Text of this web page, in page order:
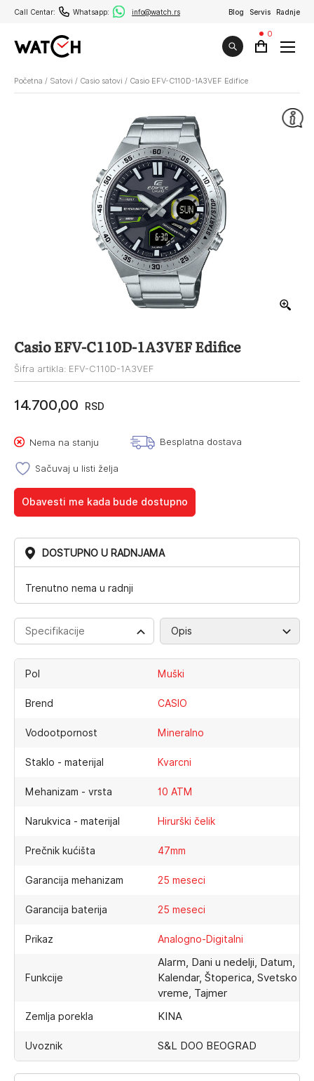
Call Centar: Whatsapp: info@watch.rs Blog Servis Radnje
0
Početna / Satovi / Casio satovi / Casio EFV-C110D-1A3VEF Edifice
Casio EFV-C110D-1A3VEF Edifice
Šifra artikla: EFV-C110D-1A3VEF
14.700,00 RSD
Nema na stanju Besplatna dostava
Sačuvaj u listi želja
Obavesti me kada bude dostupno
DOSTUPNO U RADNJAMA
Trenutno nema u radnji
Specifikacije Opis
Pol Muški
Brend CASIO
Vodootpornost Mineralno
Staklo - materijal Kvarcni
Mehanizam - vrsta 10 ATM
Narukvica - materijal Hirurški čelik
Prečnik kućišta 47mm
Garancija mehanizam 25 meseci
Garancija baterija 25 meseci
Prikaz Analogno-Digitalni
Funkcije
Alarm, Dani u nedelji, Datum,
Kalendar, Štoperica, Svetsko
vreme, Tajmer
Zemlja porekla KINA
Uvoznik S&L DOO BEOGRAD